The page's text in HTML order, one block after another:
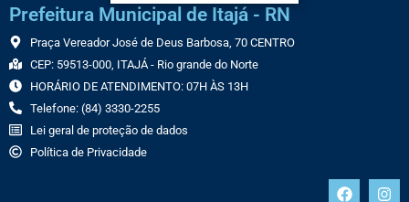
Prefeitura Municipal de Itajá - RN
Praça Vereador José de Deus Barbosa, 70 CENTRO
CEP: 59513-000, ITAJÁ - Rio grande do Norte
HORÁRIO DE ATENDIMENTO: 07H ÀS 13H
Telefone: (84) 3330-2255
Lei geral de proteção de dados
Política de Privacidade